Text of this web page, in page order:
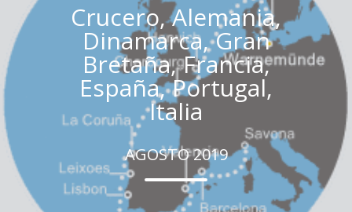
Crucero, Alemania,
Dinamarca, Gran
Bretaña, Francia,
España, Portugal,
Italia
AGOSTO 2019